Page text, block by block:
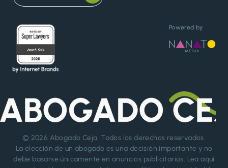
Powered by
© 2026 Abogado Ceja. Todos los derechos reservados.
La elección de un abogado es una decisión importante y no
debe basarse únicamente en anuncios publicitarios. Lea aquí